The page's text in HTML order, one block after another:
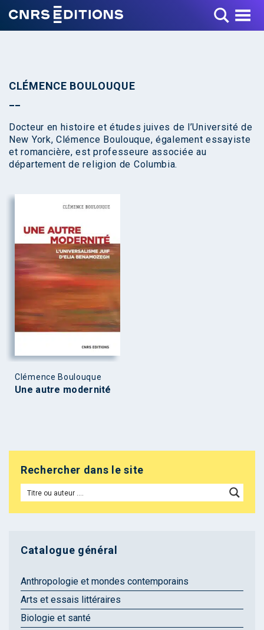
Toggle Menu
CLÉMENCE BOULOUQUE
Docteur en histoire et études juives de l’Université de
New York, Clémence Boulouque, également essayiste
et romancière, est professeure associée au
département de religion de Columbia.
Clémence Boulouque
Une autre modernité
Rechercher dans le site
Catalogue général
Anthropologie et mondes contemporains
Arts et essais littéraires
Biologie et santé